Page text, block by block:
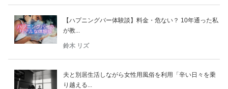
【ハプニングバー体験談】料金・危ない？ 10年通った私
が教...
鈴木 リズ
夫と別居生活しながら女性用風俗を利用「辛い日々を乗
り越える...